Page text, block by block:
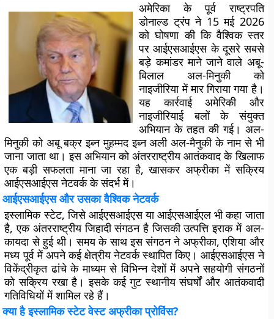
अमेरिका के पूर्व राष्ट्रपति
डोनाल्ड ट्रंप ने 15 मई 2026
को घोषणा की कि वैश्विक स्तर
पर आईएसआईएस के दूसरे सबसे
बड़े कमांडर माने जाने वाले अबू-
बिलाल अल-मिनुकी को
नाइजीरिया में मार गिराया गया है।
यह कार्रवाई अमेरिकी और
नाइजीरियाई बलों के संयुक्त
अभियान के तहत की गई। अल-
मिनुकी को अबू बक्र इब्न मुहम्मद इब्न अली अल-मैनुकी के नाम से भी
जाना जाता था। इस अभियान को अंतरराष्ट्रीय आतंकवाद के खिलाफ
एक बड़ी सफलता माना जा रहा है, खासकर अफ्रीका में सक्रिय
आईएसआईएस नेटवर्क के संदर्भ में।
आईएसआईएस और उसका वैश्विक नेटवर्क
इस्लामिक स्टेट, जिसे आईएसआईएस या आईएसआईएल भी कहा जाता
है, एक अंतरराष्ट्रीय जिहादी संगठन है जिसकी उत्पत्ति इराक में अल-
कायदा से हुई थी। समय के साथ इस संगठन ने अफ्रीका, एशिया और
मध्य पूर्व में अपने कई क्षेत्रीय नेटवर्क स्थापित किए। आईएसआईएस ने
विकेंद्रीकृत ढांचे के माध्यम से विभिन्न देशों में अपने सहयोगी संगठनों
को सक्रिय रखा है। इसके कई गुट स्थानीय संघर्षों और आतंकवादी
गतिविधियों में शामिल रहे हैं।
क्या है इस्लामिक स्टेट वेस्ट अफ्रीका प्रोविंस?